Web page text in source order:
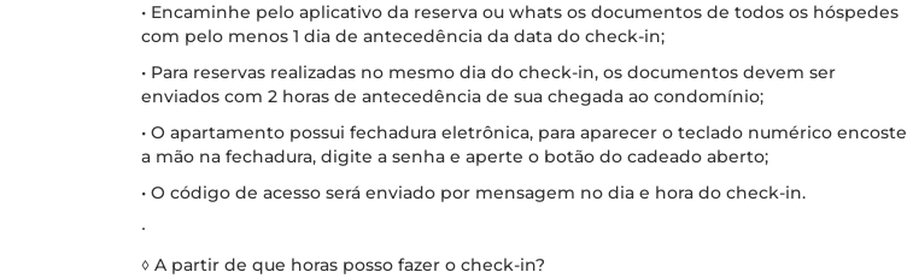
• Encaminhe pelo aplicativo da reserva ou whats os documentos de todos os hóspedes
com pelo menos 1 dia de antecedência da data do check-in;
• Para reservas realizadas no mesmo dia do check-in, os documentos devem ser
enviados com 2 horas de antecedência de sua chegada ao condomínio;
• O apartamento possui fechadura eletrônica, para aparecer o teclado numérico encoste
a mão na fechadura, digite a senha e aperte o botão do cadeado aberto;
• O código de acesso será enviado por mensagem no dia e hora do check-in.
∙
◊ A partir de que horas posso fazer o check-in?